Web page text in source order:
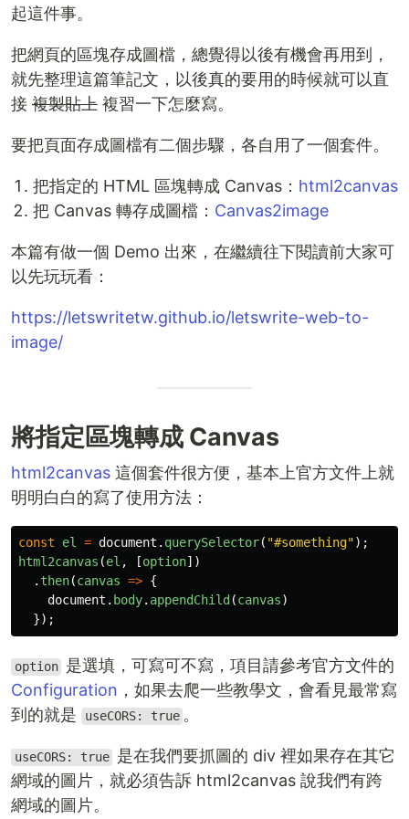
起這件事。
把網頁的區塊存成圖檔，總覺得以後有機會再用到，
就先整理這篇筆記文，以後真的要用的時候就可以直
接 複製貼上 複習一下怎麼寫。
要把頁面存成圖檔有二個步驟，各自用了一個套件。
把指定的 HTML 區塊轉成 Canvas： html2canvas
把 Canvas 轉存成圖檔： Canvas2image
本篇有做一個 Demo 出來，在繼續往下閱讀前大家可
以先玩玩看：
https://letswritetw.github.io/letswrite-web-to-
image/
將指定區塊轉成 Canvas
html2canvas 這個套件很方便，基本上官方文件上就
明明白白的寫了使用方法：
const el = document . querySelector( "#something");
html2canvas (el , [option])
. then(canvas => {
document . body. appendChild (canvas)
});
option 是選填，可寫可不寫，項目請參考官方文件的
Configuration ，如果去爬一些教學文，會看見最常寫
到的就是
useCORS: true 。
useCORS: true 是在我們要抓圖的 div 裡如果存在其它
網域的圖片，就必須告訴 html2canvas 說我們有跨
網域的圖片。